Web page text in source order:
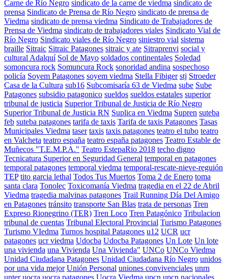
Carne de Río Negro sindicato de la carne de viedma sindicato de
prensa Sindicato de Prensa de Río Negro sindicato de prensa de
Viedma sindicato de prensa viedma Sindicato de Trabajadores de
Prensa de Viedma sindicato de trabajadores viales Sindicato Vial de
Río Negro Sindicato viales de Río Negro siniestro vial sistema
braille Sitraic Sitraic Patagones sitraic y ate Sitraprenvi social y
cultural Adalquí Sol de Mayo soldados continentales Soledad
somoncura rock Somuncura Rock sonoridad andina sospechoso
policía Soyem Patagones soyem viedma Stella Fibiger stj Stroeder
Casa de la Cultura sub16 Subcomisaría 63 de Viedma sube Sube
Patagones subsidio patagonico sueldos sueldos estatales superior
tribunal de justicia Superior Tribunal de Justicia de Río Negro
Superior Tribunal de Justicia RN Suplica en Viedma Supren suteba
feb suteba patagones tarifa de taxis Tarifa de taxis Patagones Tasas
Municipales Viedma taser taxis taxis patagones teatro el tubo teatro
en Valcheta teatro españa teatro españa patagones Teatro Estable de
Muñecos "T.E.M.P.A." Teatro EstepaRio 2018 techo digno
Tecnicatura Superior en Seguridad General temporal en patagones
temporal patagones temporal viedma temporal-rescate-nieve-reguión
TEP tito garcia lethal Todos Tus Muertos Toma 2 de Enero toma
santa clara Tonolec Toxicomanía Viedma tragedia en el 22 de Abril
Viedma tragedia malvinas patagones Trail Running Día Del Amigo
en Patagones tránsito transporte San Blas trata de personas Tren
Expreso Rionegrino (TER) Tren Loco Tren Patagónico Tribulacion
tribunal de cuentas Tribunal Electoral Provincial Turismo Patagones
Turismo VIedma Turnos hospital Patagones u12 UCR ucr
patagones ucr viedma Udocba Udocba Patagones Un Lote Un lote
una vivienda una Vivienda Una Vivienda" UNCo UNCo Viedma
Unidad Ciudadana Patagones Unidad Ciudadana Río Negro unidos
por una vida mejor Unión Personal uniones convivenciales unrn
unter uocra uocra patagones Uocra Viedma upcn upcn nacionales